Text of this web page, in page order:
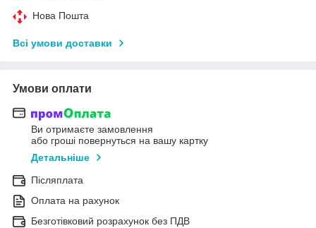
Нова Пошта
Всі умови доставки
Умови оплати
Ви отримаєте замовлення
або гроші повернуться на вашу картку
Детальніше
Післяплата
Оплата на рахунок
Безготівковий розрахунок без ПДВ